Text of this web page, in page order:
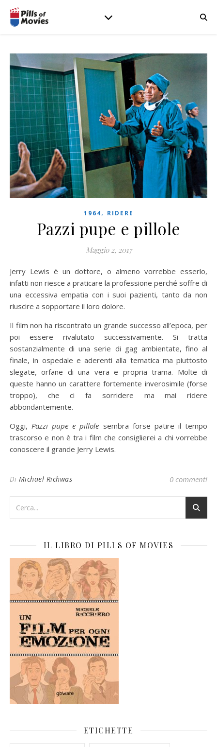
1964, RIDERE
Pazzi pupe e pillole
Maggio 2, 2017
Jerry Lewis è un dottore, o almeno vorrebbe esserlo,
infatti non riesce a praticare la professione perché soffre di
una eccessiva empatia con i suoi pazienti, tanto da non
riuscire a sopportare il loro dolore.
Il film non ha riscontrato un grande successo all’epoca, per
poi essere rivalutato successivamente. Si tratta
sostanzialmente di una serie di gag ambientate, fino al
finale, in ospedale e aderenti alla tematica ma piuttosto
slegate, orfane di una vera e propria trama. Molte di
queste hanno un carattere fortemente inverosimile (forse
troppo), che ci fa sorridere ma mai ridere
abbondantemente.
Oggi,Pazzi pupe e pillole sembra forse patire il tempo
trascorso e non è tra i film che consiglierei a chi vorrebbe
conoscere il grande Jerry Lewis.
Di Michael Richwas 0 commenti
IL LIBRO DI PILLS OF MOVIES
ETICHETTE